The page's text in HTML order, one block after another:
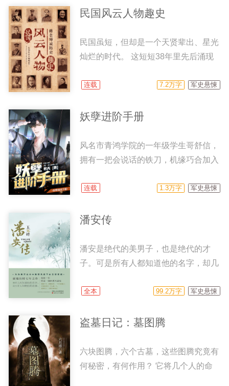
他一见钟情。这让他着实有些错愕不
陪到你…
民国风云人物趣史
民国虽短，但却是一个天贤辈出、星光
灿烂的时代。 这短短38年里先后涌现
儡间谍、刺客悍将、文艺大师、江湖大
一般照亮了民国的天空，为我们留下了
连载 7.2万字 军史悬悚
妖孽进阶手册
风名市青鸿学院的一年级学生哥舒信，
拥有一把会说话的铁刀，机缘巧合加入
龄营第五队的一名游骑，此后不断卷入
少年刀客哥舒信和风名王家的女继承人
的办案小组也将迎来全新的挑战。
哥舒信能否突破重重关卡，进阶成
间的爱情又会有怎样的结果？让我们拭
连载 1.3万字 军史悬悚
潘安传
潘安是绝代的美男子，也是绝代的才
子。可是所有人都知道他的名字，却几
才绝艳，有才有貌，有情有义，潘安的
美的典范。然而他的后半生，却为什么
从人人爱慕变成了人人喊杀？ 魅惑人
心的美男； 情深意重的才子； 腹黑阴
全本 99.2万字 军史悬悚
盗墓日记：墓图腾
六块图腾，六个古墓，这些图腾究竟有
何秘密，有何作用？ 它将几个人的命